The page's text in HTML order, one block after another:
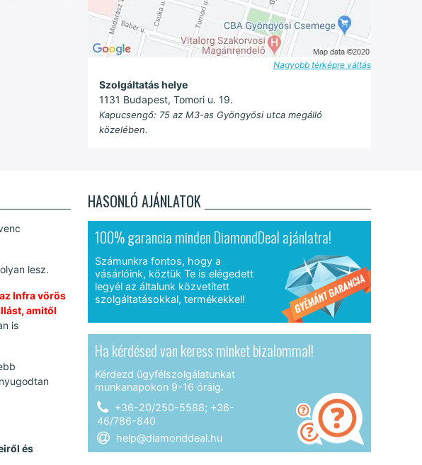
Nagyobb térképre váltás
Szolgáltatás helye
1131 Budapest, Tomori u. 19.
Kapucsengő: 75 az M3-as Gyöngyösi utca megálló
közelében.
lesz.
Infra vörös
amitől
is
és
HASONLÓ AJÁNLATOK
100% garancia minden DiamondDeal ajánlatra!
Számunkra fontos, hogy a
vásárlóink, köztük Te is elégedett
legyél az általunk közvetített
szolgáltatásokkal, termékekkel!
Ha kérdésed van keress minket bizalommal!
Kérdezd ügyfélszolgálatunkat
munkanapokon 9-16 óráig.
+36-20/250-5588; +36-
46/786-840
help@diamonddeal.hu